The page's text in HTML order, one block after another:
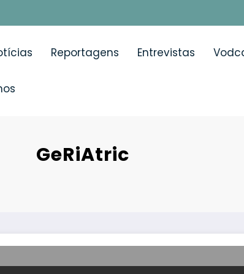
Reportagens Entrevistas
GeRiAtric
desenvolver sistemas de saúde que